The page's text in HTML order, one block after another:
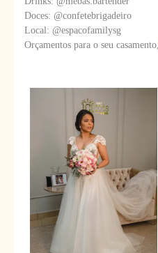
Doces: @confetebrigadeiro
Local: @espacofamilysg
Orçamentos para o seu casamento,